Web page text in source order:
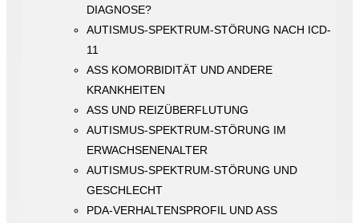
DIAGNOSE?
AUTISMUS-SPEKTRUM-STÖRUNG NACH ICD-
11
ASS KOMORBIDITÄT UND ANDERE
KRANKHEITEN
ASS UND REIZÜBERFLUTUNG
AUTISMUS-SPEKTRUM-STÖRUNG IM
ERWACHSENENALTER
AUTISMUS-SPEKTRUM-STÖRUNG UND
GESCHLECHT
PDA-VERHALTENSPROFIL UND ASS